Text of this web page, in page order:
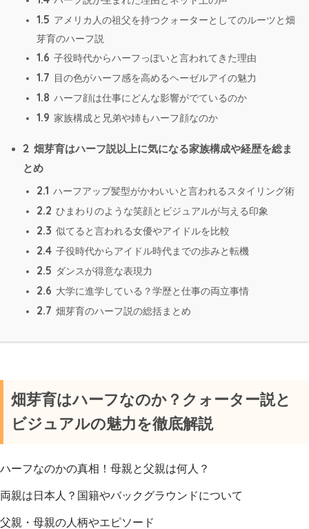
1.5 アメリカ人の祖父を持つクォーターとしてのルーツと畑
芽育のハーフ説
1.6 子役時代からハーフっぽいと言われてきた理由
1.7 目の色がハーフ感を高めるヘーゼルアイの魅力
1.8 ハーフ顔は仕事にどんな影響がでているのか
1.9 家族構成と兄弟や姉もハーフ顔なのか
2 畑芽育はハーフ説以上に気になる家族構成や経歴を総ま
とめ
2.1 ハーフアップ髪型がかわいいと言われるスタイリング術
2.2 ひまわりのような笑顔とビジュアルが与える印象
2.3 似てると言われる女優やアイドルを比較
2.4 子役時代からアイドル時代までの歩みと転機
2.5 ダンスが得意な表現力
2.6 大学に進学している？学歴と仕事の両立事情
2.7 畑芽育のハーフ説の総括まとめ
畑芽育はハーフなのか？クォーター説と
ビジュアルの魅力を徹底解説
ハーフなのかの真相！母親と父親は何人？
両親は日本人？国籍やバックグラウンドについて
父親・母親の人柄やエピソード